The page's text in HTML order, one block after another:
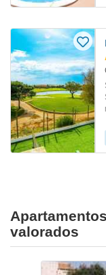
valorados